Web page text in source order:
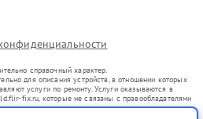
справочный характер.
для описания устройств, в отношении которых
услуги по ремонту. Услуги оказываются в
fix.ru, которые не связаны с правообладателями